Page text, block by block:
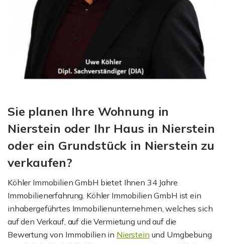
Sie planen Ihre Wohnung in
Nierstein oder Ihr Haus in Nierstein
oder ein Grundstück in Nierstein zu
verkaufen?
Köhler Immobilien GmbH bietet Ihnen 34 Jahre
Immobilienerfahrung. Köhler Immobilien GmbH ist ein
inhabergeführtes Immobilienunternehmen, welches sich
auf den Verkauf, auf die Vermietung und auf die
Bewertung von Immobilien in Nierstein und Umgbebung